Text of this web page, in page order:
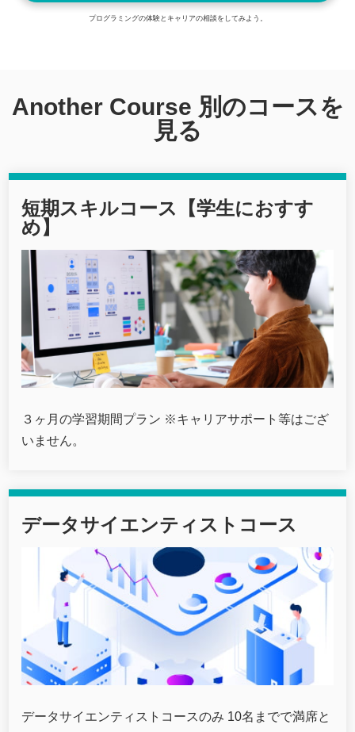
プログラミングの体験とキャリアの相談をしてみよう。
Another Course 別のコースを
見る
短期スキルコース【学生におすす
め】
３ヶ月の学習期間プラン ※キャリアサポート等はござ
いません。
データサイエンティストコース
データサイエンティストコースのみ 10名までで満席と